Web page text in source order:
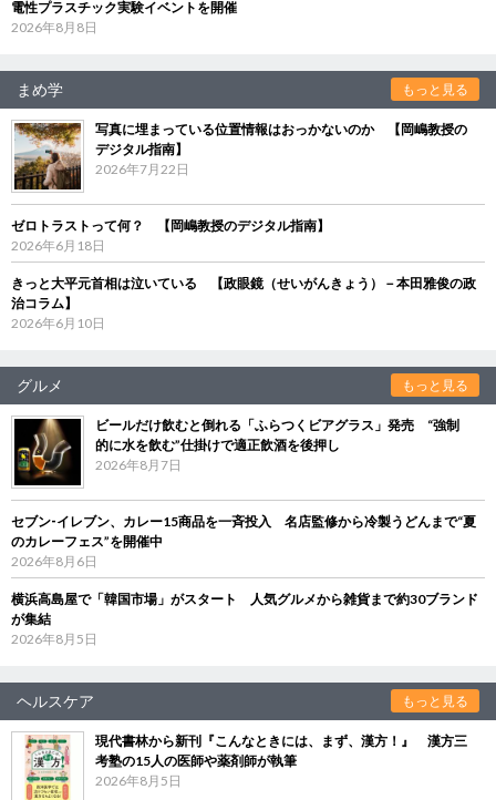
電性プラスチック実験イベントを開催
2026年8月8日
まめ学 もっと見る
写真に埋まっている位置情報はおっかないのか 【岡嶋教授の
デジタル指南】
2026年7月22日
ゼロトラストって何？ 【岡嶋教授のデジタル指南】
2026年6月18日
きっと大平元首相は泣いている 【政眼鏡（せいがんきょう）－本田雅俊の政
治コラム】
2026年6月10日
グルメ もっと見る
ビールだけ飲むと倒れる「ふらつくビアグラス」発売 “強制
的に水を飲む”仕掛けで適正飲酒を後押し
2026年8月7日
セブン‐イレブン、カレー15商品を一斉投入 名店監修から冷製うどんまで“夏
のカレーフェス”を開催中
2026年8月6日
横浜高島屋で「韓国市場」がスタート 人気グルメから雑貨まで約30ブランド
が集結
2026年8月5日
ヘルスケア もっと見る
現代書林から新刊『こんなときには、まず、漢方！』 漢方三
考塾の15人の医師や薬剤師が執筆
2026年8月5日